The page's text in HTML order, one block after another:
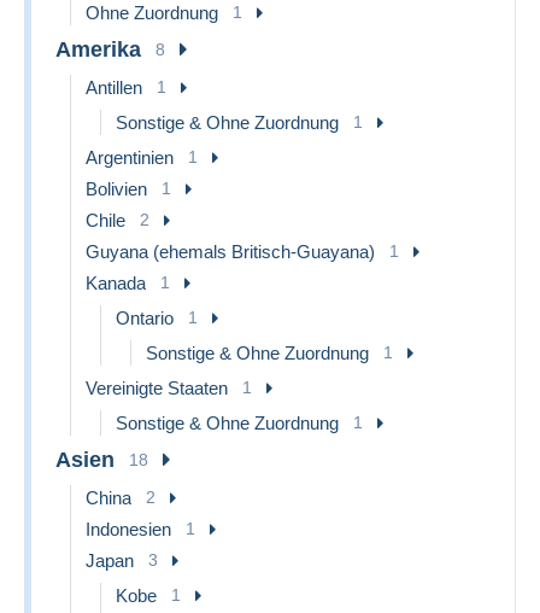
Ohne Zuordnung 1
Amerika 8
Antillen 1
Sonstige & Ohne Zuordnung 1
Argentinien 1
Bolivien 1
Chile 2
Guyana (ehemals Britisch-Guayana) 1
Kanada 1
Ontario 1
Sonstige & Ohne Zuordnung 1
Vereinigte Staaten 1
Sonstige & Ohne Zuordnung 1
Asien 18
China 2
Indonesien 1
Japan 3
Kobe 1